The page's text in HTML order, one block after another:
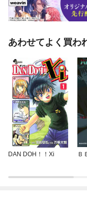
あわせてよく買わ
DAN DOH！！Xi Ｂ